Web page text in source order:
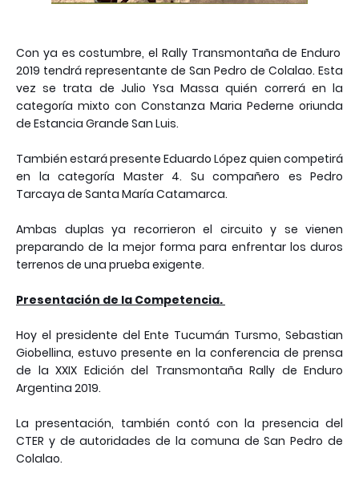
Con ya es costumbre, el Rally Transmontaña de Enduro
2019 tendrá representante de San Pedro de Colalao. Esta
vez se trata de Julio Ysa Massa quién correrá en la
categoría mixto con Constanza Maria Pederne oriunda
de Estancia Grande San Luis.
También estará presente Eduardo López quien competirá
en la categoría Master 4. Su compañero es Pedro
Tarcaya de Santa María Catamarca.
Ambas duplas ya recorrieron el circuito y se vienen
preparando de la mejor forma para enfrentar los duros
terrenos de una prueba exigente.
Presentación de la Competencia.
Hoy el presidente del Ente Tucumán Tursmo, Sebastian
Giobellina, estuvo presente en la conferencia de prensa
de la XXIX Edición del Transmontaña Rally de Enduro
Argentina 2019. ⠀
La presentación, también contó con la presencia del
CTER y de autoridades de la comuna de San Pedro de
Colalao.⠀